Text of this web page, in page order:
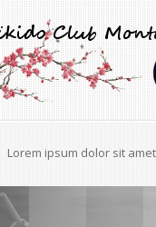
Maecenas a accumsan